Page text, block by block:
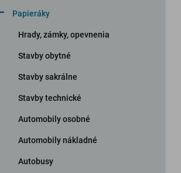
Papieráky
Hrady, zámky, opevnenia
Stavby obytné
Stavby sakrálne
Stavby technické
Automobily osobné
Automobily nákladné
Autobusy